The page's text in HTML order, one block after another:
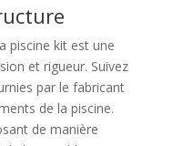
piscine kit est une
et rigueur. Suivez
par le fabricant
de la piscine.
de manière